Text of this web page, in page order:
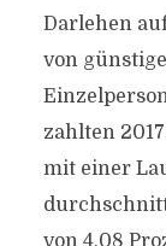
Darlehen
von
zahlten
mit einer
von 4,08